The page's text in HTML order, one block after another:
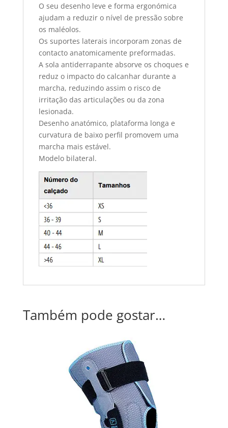
O seu desenho leve e forma ergonómica
ajudam a reduzir o nível de pressão sobre
os maléolos.
Os suportes laterais incorporam zonas de
contacto anatomicamente preformadas.
A sola antiderrapante absorve os choques e
reduz o impacto do calcanhar durante a
marcha, reduzindo assim o risco de
irritação das articulações ou da zona
lesionada.
Desenho anatómico, plataforma longa e
curvatura de baixo perfil promovem uma
marcha mais estável.
Modelo bilateral.
Também pode gostar…